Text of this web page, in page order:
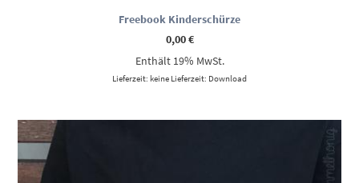
Freebook Kinderschürze
0,00€
Enthält 19% MwSt.
Lieferzeit: keine Lieferzeit: Download